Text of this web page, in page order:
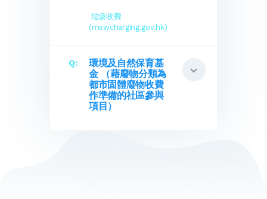
垃圾收費
(mswcharging.gov.hk)
環境及自然保育基
金 （藉廢物分類為
都市固體廢物收費
作準備的社區參與
項目）